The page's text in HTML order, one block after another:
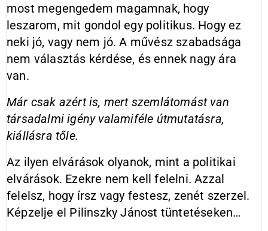
most megengedem magamnak, hogy
leszarom, mit gondol egy politikus. Hogy ez
neki jó, vagy nem jó. A művész szabadsága
nem választás kérdése, és ennek nagy ára
van.
Már csak azért is, mert szemlátomást van
társadalmi igény valamiféle útmutatásra,
kiállásra tőle.
Az ilyen elvárások olyanok, mint a politikai
elvárások. Ezekre nem kell felelni. Azzal
felelsz, hogy írsz vagy festesz, zenét szerzel.
Képzelje el Pilinszky Jánost tüntetéseken…